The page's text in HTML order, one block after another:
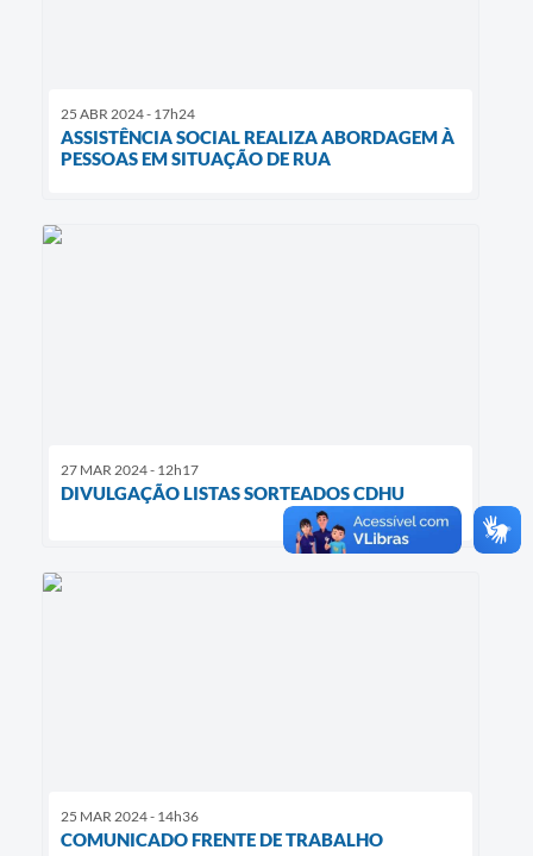
25 ABR 2024 - 17h24
ASSISTÊNCIA SOCIAL REALIZA ABORDAGEM À
PESSOAS EM SITUAÇÃO DE RUA
27 MAR 2024 - 12h17
DIVULGAÇÃO LISTAS SORTEADOS CDHU
25 MAR 2024 - 14h36
COMUNICADO FRENTE DE TRABALHO